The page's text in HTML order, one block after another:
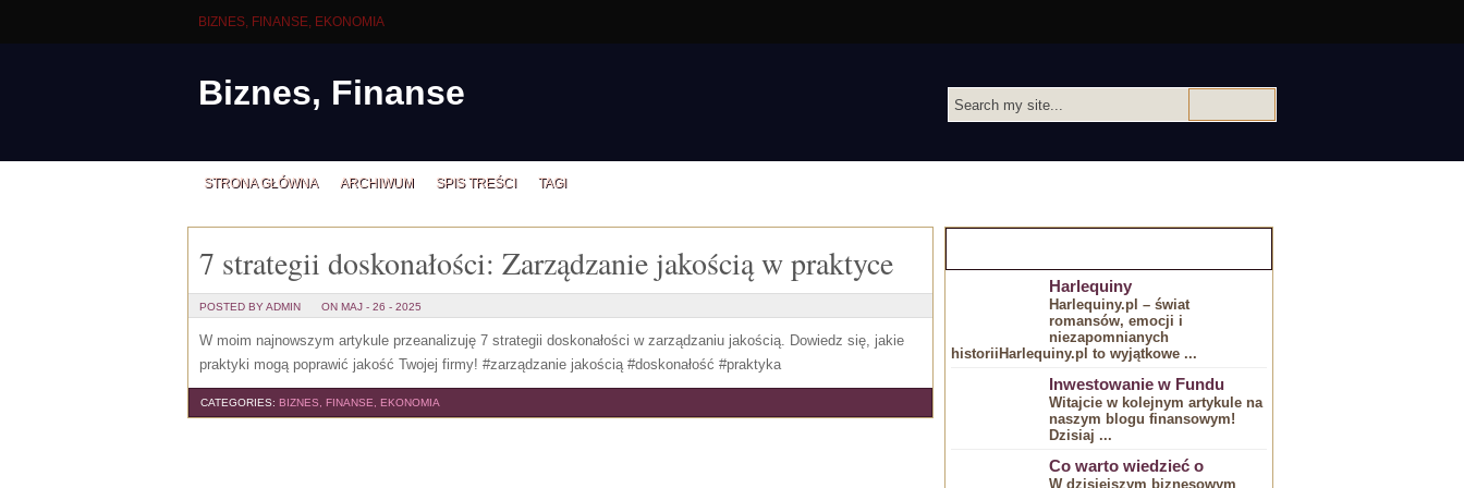
BIZNES, FINANSE, EKONOMIA
Biznes, Finanse
STRONA GŁÓWNA ARCHIWUM SPIS TREŚCI TAGI
7 strategii doskonałości: Zarządzanie jakością w praktyce
POSTED BY ADMIN ON MAJ - 26 - 2025
W moim najnowszym artykule przeanalizuję 7 strategii doskonałości w zarządzaniu jakością. Dowiedz się, jakie
praktyki mogą poprawić jakość Twojej firmy! #zarządzanie jakością #doskonałość #praktyka
CATEGORIES: BIZNES, FINANSE, EKONOMIA
Harlequiny
Harlequiny.pl – świat
romansów, emocji i
niezapomnianych
historiiHarlequiny.pl to wyjątkowe ...
Inwestowanie w Fundu
Witajcie w kolejnym artykule na
naszym blogu finansowym!
Dzisiaj ...
Co warto wiedzieć o
W dzisiejszym biznesowym